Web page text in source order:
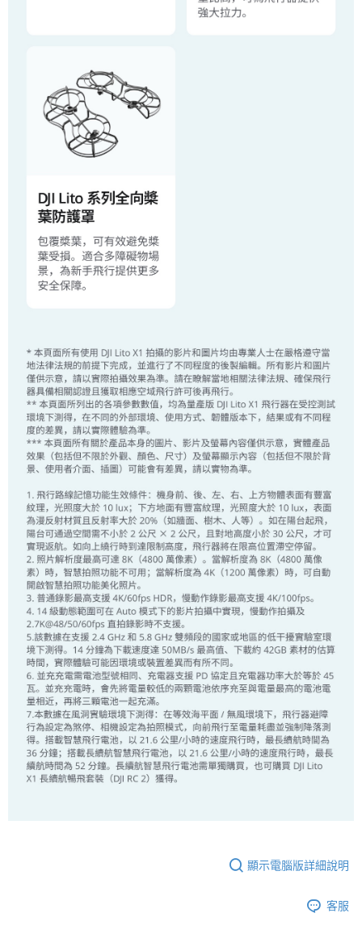
顯示電腦版詳細說明
客服